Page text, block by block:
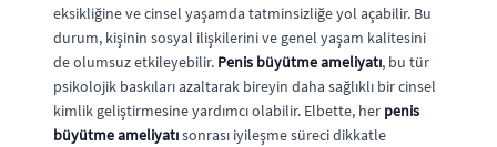
eksikliğine ve cinsel yaşamda tatminsizliğe yol açabilir. Bu
durum, kişinin sosyal ilişkilerini ve genel yaşam kalitesini
de olumsuz etkileyebilir. Penis büyütme ameliyatı, bu tür
psikolojik baskıları azaltarak bireyin daha sağlıklı bir cinsel
kimlik geliştirmesine yardımcı olabilir. Elbette, her penis
büyütme ameliyatısonrası iyileşme süreci dikkatle